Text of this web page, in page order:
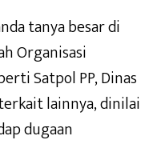
tanya besar di
Organisasi
Satpol PP, Dinas
lainnya, dinilai
dugaan